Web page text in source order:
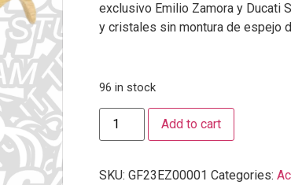
exclusivo Emilio Zamora y Ducati
y cristales sin montura de espejo
96 in stock
Add to cart
SKU: GF23EZ00001 Categories: